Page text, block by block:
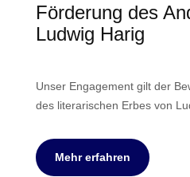
Förderung des
Ludwig Harig
Unser Engagement gilt der
des literarischen Erbes von
Mehr erfahren